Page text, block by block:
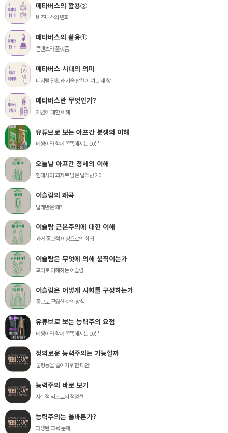
메타버스의 활용②
비즈니스의 변화
메타버스의 활용①
콘텐츠와 플랫폼
메타버스 시대의 의미
디지털 전환과 기술 발전이 여는 새 장
메타버스란 무엇인가?
개념에 대한 이해
유튜브로 보는 아프간 분쟁의 이해
베짱이와 함께 똑똑해지는 10분
오늘날 아프간 정세의 이해
현대사의 과제로 남은 탈레반 2.0
이슬람의 왜곡
탈레반은 왜?
이슬람 근본주의에 대한 이해
과거 종교적 이상으로의 회귀
이슬람은 무엇에 의해 움직이는가
교리로 이해하는 이슬람
이슬람은 어떻게 사회를 구성하는가
종교로 구원한 삶의 방식
유튜브로 보는 능력주의 요점
베짱이와 함께 똑똑해지는 10분
정의로운 능력주의는 가능할까
불평등을 줄이기 위한 대안
능력주의 바로 보기
사회적 척도로서 적정선
능력주의는 올바른가?
파생된 교육 문제